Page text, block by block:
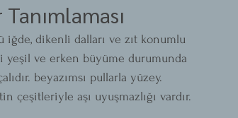
iğde, dikenli dalları ve zıt konumlu
yeşil ve erken büyüme durumunda
beyazımsı pullarla yüzey.
çeşitleriyle aşı uyuşmazlığı vardır.